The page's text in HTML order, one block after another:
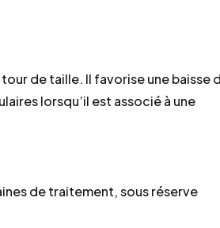
de taille. Il favorise une baisse
lorsqu’il est associé à une
de traitement, sous réserve